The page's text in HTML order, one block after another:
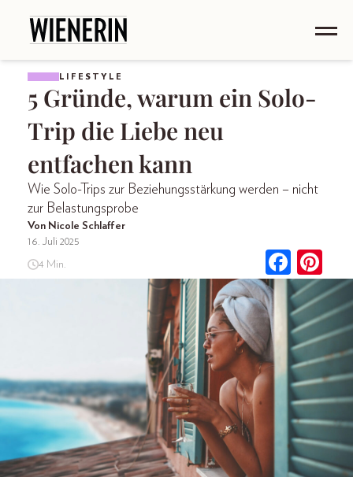
LIFESTYLE
5 Gründe, warum ein Solo-
Trip die Liebe neu
entfachen kann
Wie Solo-Trips zur Beziehungs­stärkung werden – nicht
zur Belastungsprobe
Von Nicole Schlaffer
16. Juli 2025
4 Min.